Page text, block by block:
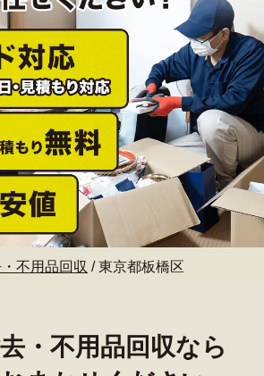
不用品回収 /東京都板橋区
・不用品回収なら